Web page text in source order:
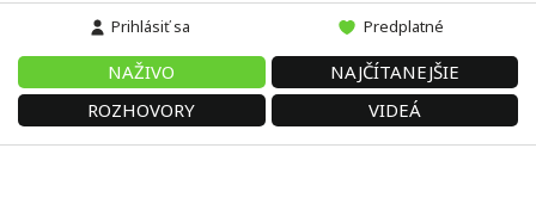
Prihlásiť sa Predplatné
NAŽIVO
NAJČÍTANEJŠIE
ROZHOVORY
VIDEÁ